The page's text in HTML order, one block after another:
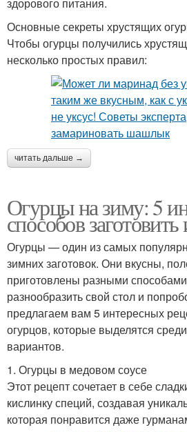
здорового питания.
Основные секреты хрустящих
Чтобы огурцы получились
несколько простых правил:
читать дальше →
Огурцы на зиму: 5
способов
Огурцы — один из самых
зимних заготовок. Они вкусны,
приготовлены разными
разнообразить свой стол и
предлагаем вам 5 интересных
огурцов, которые выделятся
вариантов.
1. Огурцы в медовом соусе
Этот рецепт сочетает в себе
кислинку специй, создавая
которая понравится даже